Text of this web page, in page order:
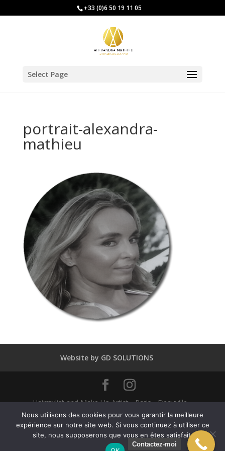
+33 (0)6 50 19 11 05
Select Page
portrait-alexandra-
mathieu
Website by GD SOLUTIONS
Hairstylist and Make Up Artist - Paris - Deauville -
Dubaï - New York - Alexandra Mathieu 2025
Contactez-moi
English Français(French)
Nous utilisons des cookies pour vous garantir la meilleure
expérience sur notre site web. Si vous continuez à utiliser ce
site, nous supposerons que vous en êtes satisfait.